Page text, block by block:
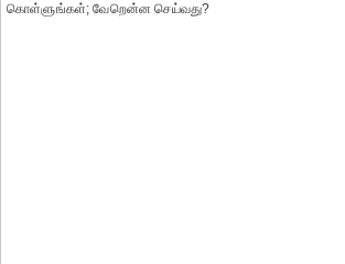
கொள்ளுங்கள்; வேறென்ன செய்வது?